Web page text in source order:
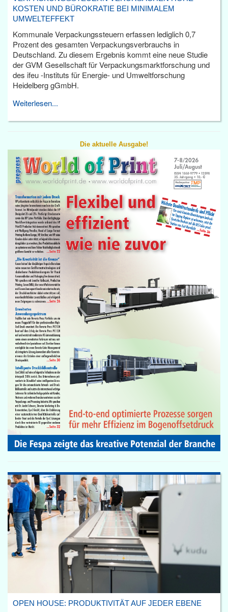
KOSTEN UND BÜROKRATIE BEI MINIMALEM
UMWELTEFFEKT
Kommunale Verpackungssteuern erfassen lediglich 0,7
Prozent des gesamten Verpackungsverbrauchs in
Deutschland. Zu diesem Ergebnis kommt eine neue Studie
der GVM Gesellschaft für Verpackungsmarktforschung und
des ifeu -Instituts für Energie- und Umweltforschung
Heidelberg gGmbH.
Weiterlesen...
Die aktuelle Ausgabe!
OPEN HOUSE: PRODUKTIVITÄT AUF JEDER EBENE